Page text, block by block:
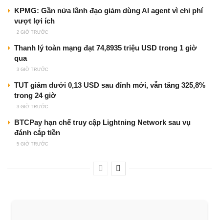
KPMG: Gần nửa lãnh đạo giảm dùng AI agent vì chi phí
vượt lợi ích
2 GIỜ TRƯỚC
Thanh lý toàn mạng đạt 74,8935 triệu USD trong 1 giờ
qua
3 GIỜ TRƯỚC
TUT giảm dưới 0,13 USD sau đỉnh mới, vẫn tăng 325,8%
trong 24 giờ
3 GIỜ TRƯỚC
BTCPay hạn chế truy cập Lightning Network sau vụ
đánh cắp tiền
5 GIỜ TRƯỚC